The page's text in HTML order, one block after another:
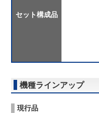
セット構成品
機種ラインアップ
現行品